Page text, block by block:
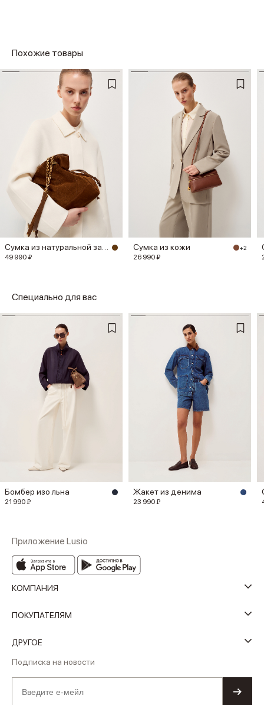
Похожие товары
Сумка из натуральной замши
49 990 ₽
Сумка из кожи +2
26 990 ₽
Специально для вас
Бомбер изо льна
21 990 ₽
Жакет из денима
23 990 ₽
Приложение Lusio
КОМПАНИЯ
ПОКУПАТЕЛЯМ
ДРУГОЕ
Подписка на новости